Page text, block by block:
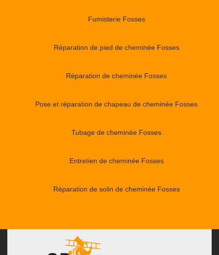
Fumisterie Fosses
Réparation de pied de cheminée Fosses
Réparation de cheminée Fosses
Pose et réparation de chapeau de cheminée Fosses
Tubage de cheminée Fosses
Entretien de cheminée Fosses
Réparation de solin de cheminée Fosses